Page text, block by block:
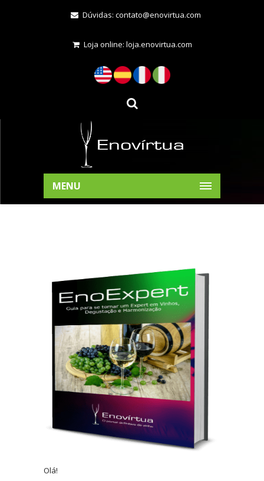
Dúvidas: contato@enovirtua.com
Loja online: loja.enovirtua.com
MENU
Olá!